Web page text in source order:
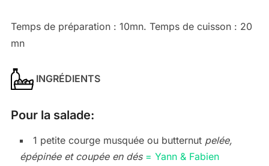
Temps de préparation : 10mn. Temps de cuisson : 20
mn
INGRÉDIENTS
Pour la salade:
1 petite courge musquée ou butternut pelée,
épépinée et coupée en dés= Yann & Fabien